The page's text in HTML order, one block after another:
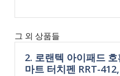
그 외 상품들
2. 로랜텍 아이패드
마트 터치펜 RRT-